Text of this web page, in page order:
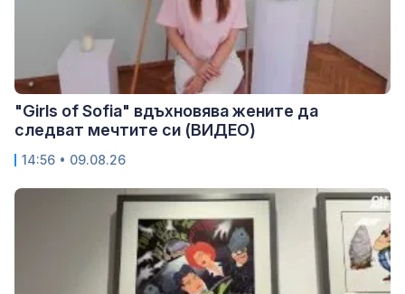
"Girls of Sofia" вдъхновява жените да
следват мечтите си (ВИДЕО)
14:56 • 09.08.26